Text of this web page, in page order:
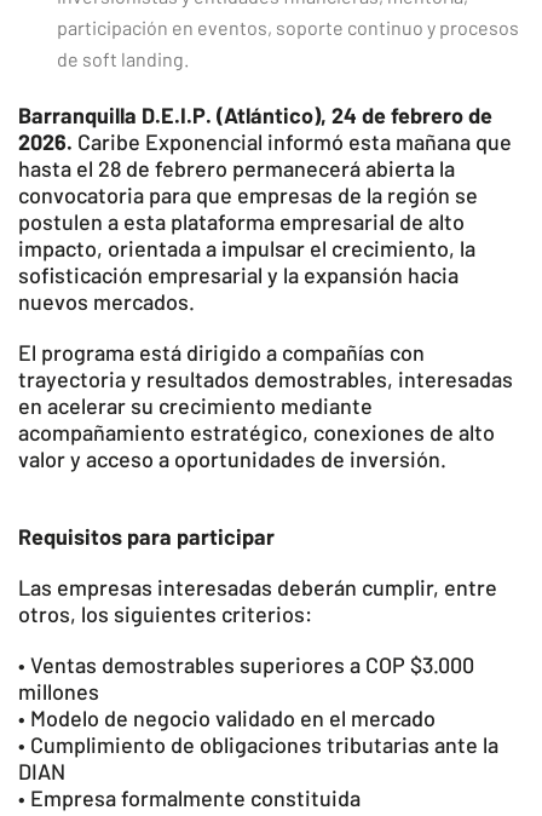
participación en eventos, soporte continuo y procesos
de soft landing.
Barranquilla D.E.I.P. (Atlántico), 24 de febrero de
2026. Caribe Exponencial informó esta mañana que
hasta el 28 de febrero permanecerá abierta la
convocatoria para que empresas de la región se
postulen a esta plataforma empresarial de alto
impacto, orientada a impulsar el crecimiento, la
sofisticación empresarial y la expansión hacia
nuevos mercados.
El programa está dirigido a compañías con
trayectoria y resultados demostrables, interesadas
en acelerar su crecimiento mediante
acompañamiento estratégico, conexiones de alto
valor y acceso a oportunidades de inversión.
Requisitos para participar
Las empresas interesadas deberán cumplir, entre
otros, los siguientes criterios:
• Ventas demostrables superiores a COP $3.000
millones
• Modelo de negocio validado en el mercado
• Cumplimiento de obligaciones tributarias ante la
DIAN
• Empresa formalmente constituida